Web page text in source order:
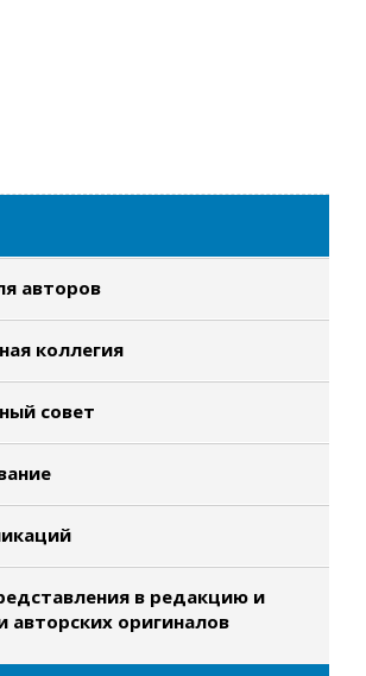
авторов
коллегия
совет
в редакцию и
авторских оригиналов